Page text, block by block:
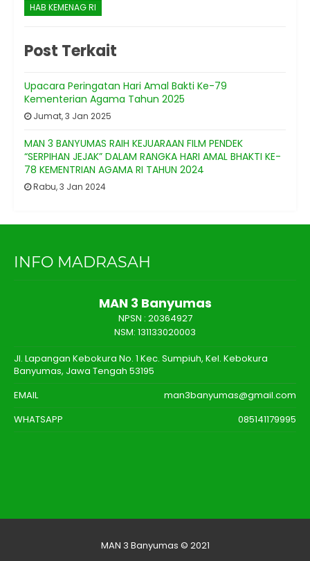
HAB KEMENAG RI
Post Terkait
Upacara Peringatan Hari Amal Bakti Ke-79
Kementerian Agama Tahun 2025
Jumat, 3 Jan 2025
MAN 3 BANYUMAS RAIH KEJUARAAN FILM PENDEK
“SERPIHAN JEJAK” DALAM RANGKA HARI AMAL BHAKTI KE-
78 KEMENTRIAN AGAMA RI TAHUN 2024
Rabu, 3 Jan 2024
INFO MADRASAH
MAN 3 Banyumas
NPSN : 20364927
NSM: 131133020003
Jl. Lapangan Kebokura No. 1 Kec. Sumpiuh, Kel. Kebokura
Banyumas, Jawa Tengah 53195
EMAIL
man3banyumas@gmail.com
WHATSAPP
085141179995
MAN 3 Banyumas © 2021